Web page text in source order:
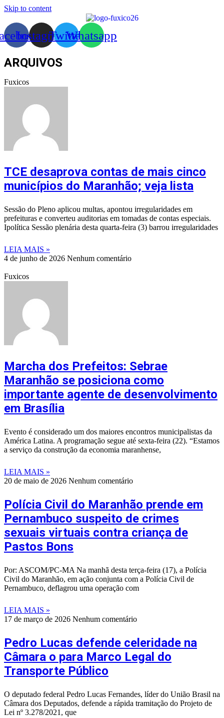
Skip to content
InstagramTwitterWhatsapp
ARQUIVOS
Fuxicos
TCE desaprova contas de mais cinco
municípios do Maranhão; veja lista
Sessão do Pleno aplicou multas, apontou irregularidades em
prefeituras e converteu auditorias em tomadas de contas especiais.
Ipolítica Sessão plenária desta quarta-feira (3) barrou irregularidades
LEIA MAIS »
4 de junho de 2026 Nenhum comentário
Fuxicos
Marcha dos Prefeitos: Sebrae
Maranhão se posiciona como
importante agente de desenvolvimento
em Brasília
Evento é considerado um dos maiores encontros municipalistas da
América Latina. A programação segue até sexta-feira (22). “Estamos
a serviço da construção da economia maranhense,
LEIA MAIS »
20 de maio de 2026 Nenhum comentário
Polícia Civil do Maranhão prende em
Pernambuco suspeito de crimes
sexuais virtuais contra criança de
Pastos Bons
Por: ASCOM/PC-MA Na manhã desta terça-feira (17), a Polícia
Civil do Maranhão, em ação conjunta com a Polícia Civil de
Pernambuco, deflagrou uma operação com
LEIA MAIS »
17 de março de 2026 Nenhum comentário
Pedro Lucas defende celeridade na
Câmara o para Marco Legal do
Transporte Público
O deputado federal Pedro Lucas Fernandes, líder do União Brasil na
Câmara dos Deputados, defende a rápida tramitação do Projeto de
Lei nº 3.278/2021, que